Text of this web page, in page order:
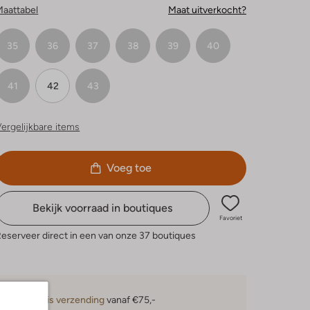
Maat uitverkocht?
35 36 37 38 39 40
41 42 43
items
Voeg toe
Bekijk voorraad in boutiques
Favoriet
direct in een van onze 37 boutiques
Gratis verzendingvanaf €75,-